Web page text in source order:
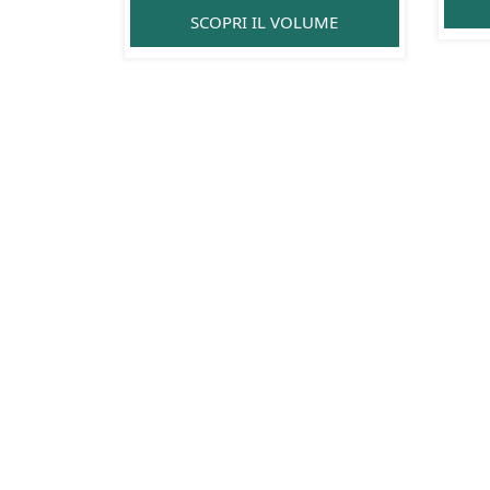
SCOPRI IL VOLUME